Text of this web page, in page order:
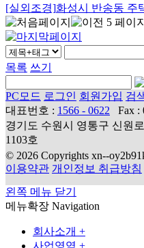
[실외조경]화성시 반송동 주
목록 쓰기
PC모드 로그인 회원가입 검
대표번호 : 1566 - 0622
Fax :
경기도 수원시 영통구 신원
1103호
© 2026 Copyrights xn--
이용약관 개인정보 취급방침
왼쪽 메뉴 닫기
메뉴확장 Navigation
회사소개 +
사업영역 +